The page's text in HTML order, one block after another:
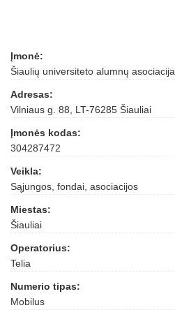
Įmonė:
Šiaulių universiteto alumnų asociacija
Adresas:
Vilniaus g. 88, LT-76285 Šiauliai
Įmonės kodas:
304287472
Veikla:
Sąjungos, fondai, asociacijos
Miestas:
Šiauliai
Operatorius:
Telia
Numerio tipas:
Mobilus